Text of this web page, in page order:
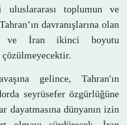
toplumun ve
davranışlarına olan
ve İran ikinci boyutu
gelince, Tahran'ın
seyrüsefer özgürlüğüne
dayatmasına dünyanın izin